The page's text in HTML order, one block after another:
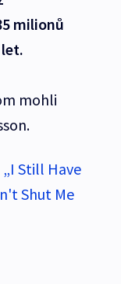
milionů
mohli
„I Still Have
Shut Me